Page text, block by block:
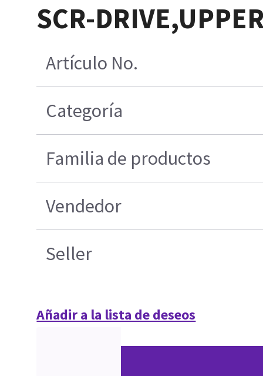
SCR-
Artículo No.
Categoría
Familia de productos
Vendedor
Seller
Añadir a la lista de deseos